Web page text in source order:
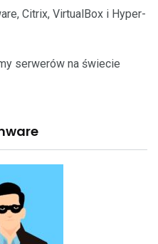
Citrix, VirtualBox i Hyper-
serwerów na świecie